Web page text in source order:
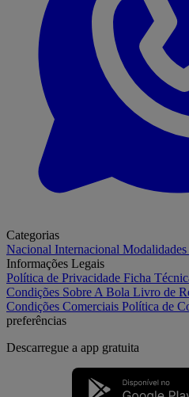
Categorias
Nacional Internacional Modalidades
Informações Legais
Política de Privacidade Ficha
Condições Sobre A Bola Livro de
Condições Comerciais Política de
preferências
Descarregue a app gratuita